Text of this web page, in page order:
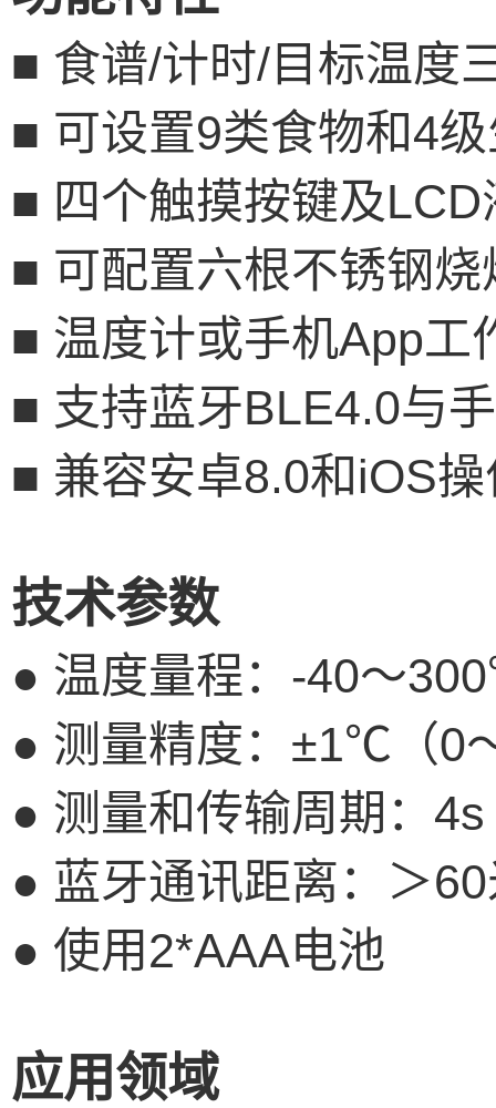
■ 食谱/计时/ 目标温度
■ 可设置9类食物和4
■ 四个触摸按键及LCD
■ 可配置六根不锈钢烧
■ 温度计或手机App工
■ 支持蓝牙BLE4.0与
■ 兼容安卓8.0和iOS
技术参数
● 温度量程： -40～300
● 测量精度：±1℃（0
● 测量和传输周期： 4s
● 蓝牙通讯距离：＞60
● 使用 2*AAA电池
应用领域